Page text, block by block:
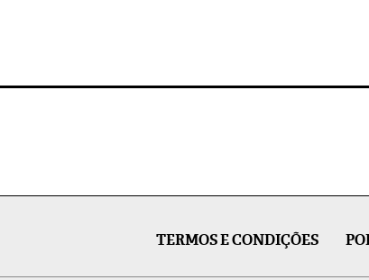
TERMOS E CONDIÇÕES